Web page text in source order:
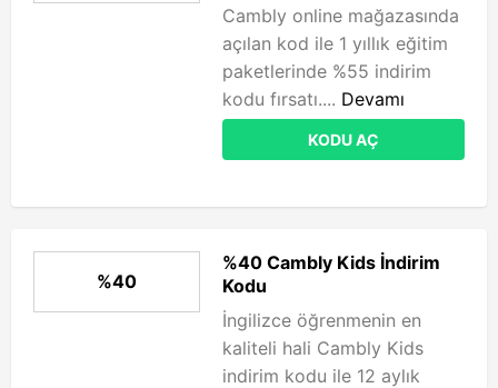
Cambly online mağazasında
açılan kod ile 1 yıllık eğitim
paketlerinde %55 indirim
kodu fırsatı.... Devamı
KODU AÇ
%40
%40 Cambly Kids İndirim
Kodu
İngilizce öğrenmenin en
kaliteli hali Cambly Kids
indirim kodu ile 12 aylık